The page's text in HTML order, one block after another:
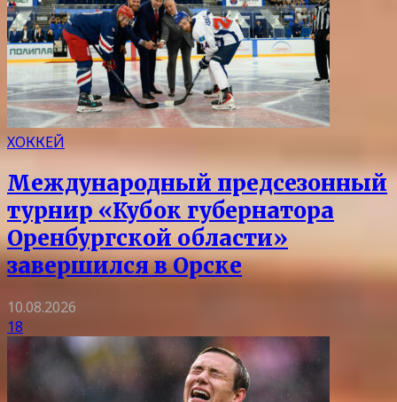
ХОККЕЙ
Международный предсезонный
турнир «Кубок губернатора
Оренбургской области»
завершился в Орске
10.08.2026
18